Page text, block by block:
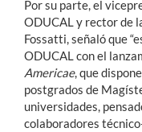
Por su parte, el
ODUCAL y rector de
Fossatti, señaló que
ODUCAL con el
Americae, que
postgrados de
universidades,
colaboradores